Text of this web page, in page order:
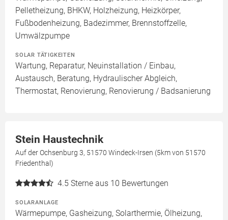
Pelletheizung, BHKW, Holzheizung, Heizkörper,
Fußbodenheizung, Badezimmer, Brennstoffzelle,
Umwälzpumpe
SOLAR TÄTIGKEITEN
Wartung, Reparatur, Neuinstallation / Einbau,
Austausch, Beratung, Hydraulischer Abgleich,
Thermostat, Renovierung, Renovierung / Badsanierung
Stein Haustechnik
Auf der Ochsenburg 3, 51570 Windeck-Irsen (5km von 51570
Friedenthal)
4.5 Sterne aus 10 Bewertungen
SOLARANLAGE
Wärmepumpe, Gasheizung, Solarthermie, Ölheizung,